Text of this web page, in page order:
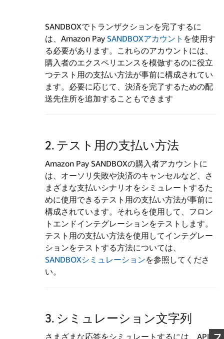
SANDBOXでトランザクションを完了するに
は、Amazon Pay SANDBOXアカウント を使用す
る必要があります。これらのアカウントには、
購入者のエクスペリエンスを模倣するのに役立
つテスト用の支払い方法が事前に構成されてい
ます。必要に応じて、決済を完了するための配
送先住所を追加することもできます
2. テスト用の支払い方法
Amazon Pay SANDBOXの購入者アカウントに
は、オーソリ失敗や決済のキャンセルなど、さ
まざまな支払いシナリオをシミュレートするた
めに使用できるテスト用の支払い方法が事前に
構成されています。それらを使用して、フロン
トエンドインテグレーションをテストします。
テスト用の支払い方法を使用してインテグレー
ションをテストする方法については、
SANDBOXシミュレーションを参照してくださ
い。
3. シミュレーション文字列
さまざまな応答をシミュレートするには、API